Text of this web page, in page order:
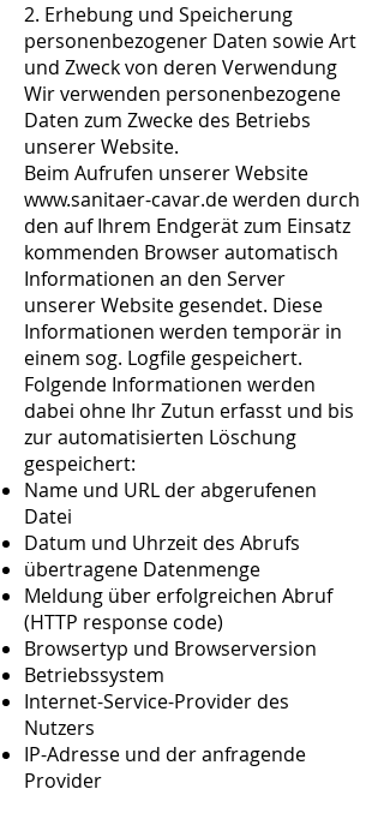
2. Erhebung und Speicherung
personenbezogener Daten sowie Art
und Zweck von deren Verwendung
Wir verwenden personenbezogene
Daten zum Zwecke des Betriebs
unserer Website.
Beim Aufrufen unserer Website
www.sanitaer-cavar.de werden durch
den auf Ihrem Endgerät zum Einsatz
kommenden Browser automatisch
Informationen an den Server
unserer Website gesendet. Diese
Informationen werden temporär in
einem sog. Logfile gespeichert.
Folgende Informationen werden
dabei ohne Ihr Zutun erfasst und bis
zur automatisierten Löschung
gespeichert:
Name und URL der abgerufenen
Datei
Datum und Uhrzeit des Abrufs
übertragene Datenmenge
Meldung über erfolgreichen Abruf
(HTTP response code)
Browsertyp und Browserversion
Betriebssystem
Internet-Service-Provider des
Nutzers
IP-Adresse und der anfragende
Provider